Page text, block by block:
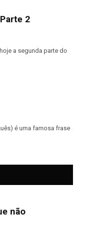
2
a segunda parte do
é uma famosa frase
não